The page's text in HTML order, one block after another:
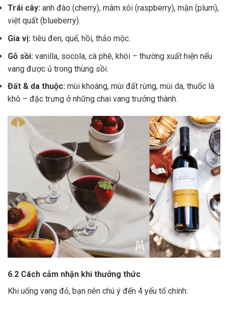
Trái cây: anh đào (cherry), mâm xôi (raspberry), mận (plum),
việt quất (blueberry).
Gia vị: tiêu đen, quế, hồi, thảo mộc.
Gỗ sồi: vanilla, socola, cà phê, khói – thường xuất hiện nếu
vang được ủ trong thùng sồi.
Đất & da thuộc: mùi khoáng, mùi đất rừng, mùi da, thuốc lá
khô – đặc trưng ở những chai vang trưởng thành.
6.2 Cách cảm nhận khi thưởng thức
Khi uống vang đỏ, bạn nên chú ý đến 4 yếu tố chính: